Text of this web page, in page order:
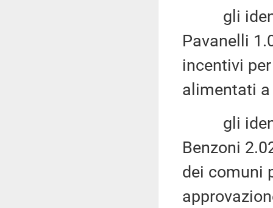
gli
Pavanelli
incentivi
alimentati
gli
Benzoni
dei comuni